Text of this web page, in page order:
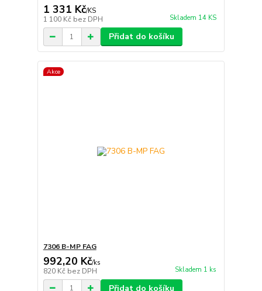
1 331 Kč/KS
1 100 Kč bez DPH Skladem 14 KS
Přidat do košíku
Akce
7306 B-MP FAG
992,20 Kč/ks
820 Kč bez DPH Skladem 1 ks
Přidat do košíku